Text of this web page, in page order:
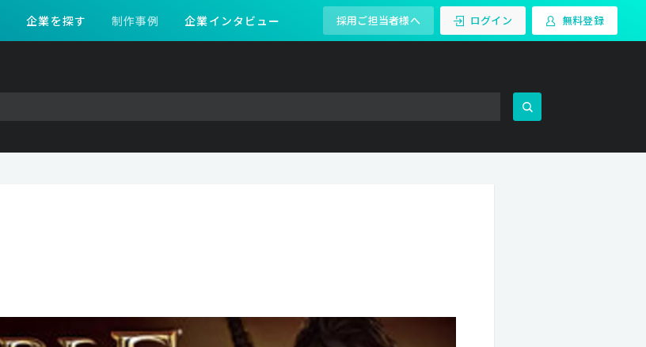
企業を探す 制作事例 企業インタビュー 採用ご担当者様へ ログイン 無料登録